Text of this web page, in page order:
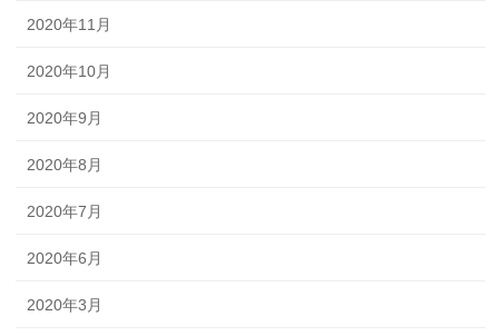
2020年11月
2020年10月
2020年9月
2020年8月
2020年7月
2020年6月
2020年3月